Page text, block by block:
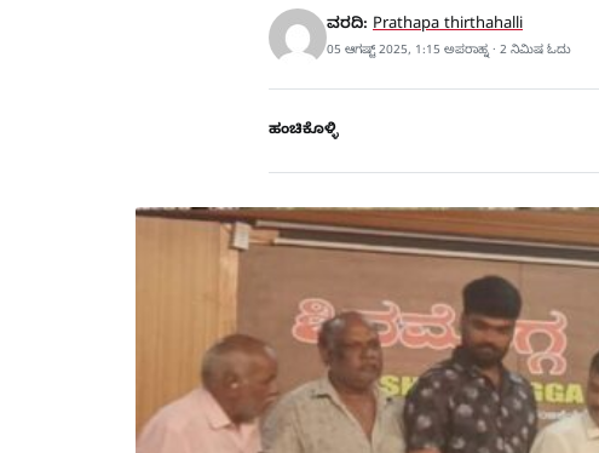
ವರದಿ: Prathapa thirthahalli
05 ಆಗಷ್ಟ್ 2025, 1:15 ಅಪರಾಹ್ನ · 2 ನಿಮಿಷ ಓದು
ಹಂಚಿಕೊಳ್ಳಿ